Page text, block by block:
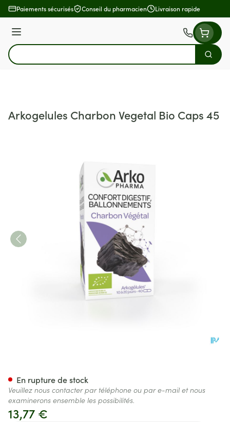
Aller au contenu
Paiements sécurisés Conseil du pharmacien Livraison rapide
Menu
Rechercher
Arkogelules Charbon Vegetal Bio Caps 45
13,77 €
En rupture de stock
Veuillez nous contacter par téléphone ou par e-mail et nous
examinerons ensemble les possibilités.